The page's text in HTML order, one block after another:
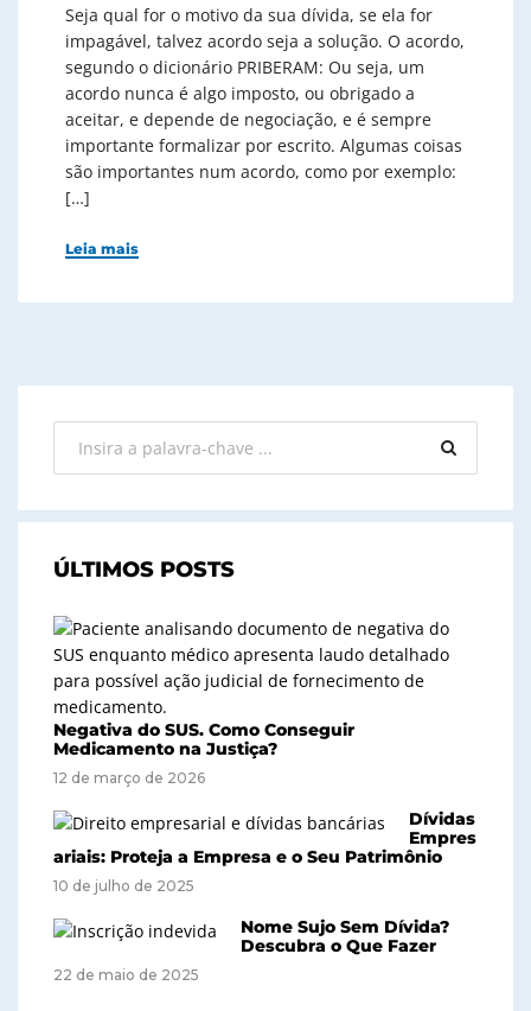
Seja qual for o motivo da sua dívida, se ela for
impagável, talvez acordo seja a solução. O acordo,
segundo o dicionário PRIBERAM: Ou seja, um
acordo nunca é algo imposto, ou obrigado a
aceitar, e depende de negociação, e é sempre
importante formalizar por escrito. Algumas coisas
são importantes num acordo, como por exemplo:
[…]
Leia mais
ÚLTIMOS POSTS
Negativa do SUS. Como Conseguir
Medicamento na Justiça?
12 de março de 2026
Dívidas
Empres
ariais: Proteja a Empresa e o Seu Patrimônio
10 de julho de 2025
Nome Sujo Sem Dívida?
Descubra o Que Fazer
22 de maio de 2025